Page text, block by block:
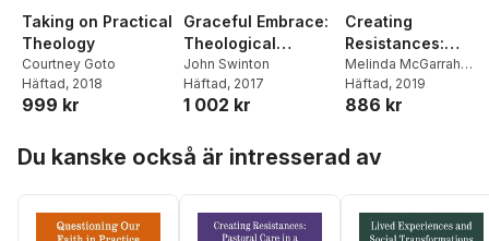
Taking on Practical
Theology
Courtney Goto
Häftad, 2018
999 kr
Graceful Embrace:
Theological
Reflections on
Adopting Children
John Swinton
Häftad, 2017
1 002 kr
Creating
Resistances:
Pastoral Care in a
Postcolonial World
Melinda McGarrah
Sharp
Häftad, 2019
886 kr
Du kanske också är intresserad av